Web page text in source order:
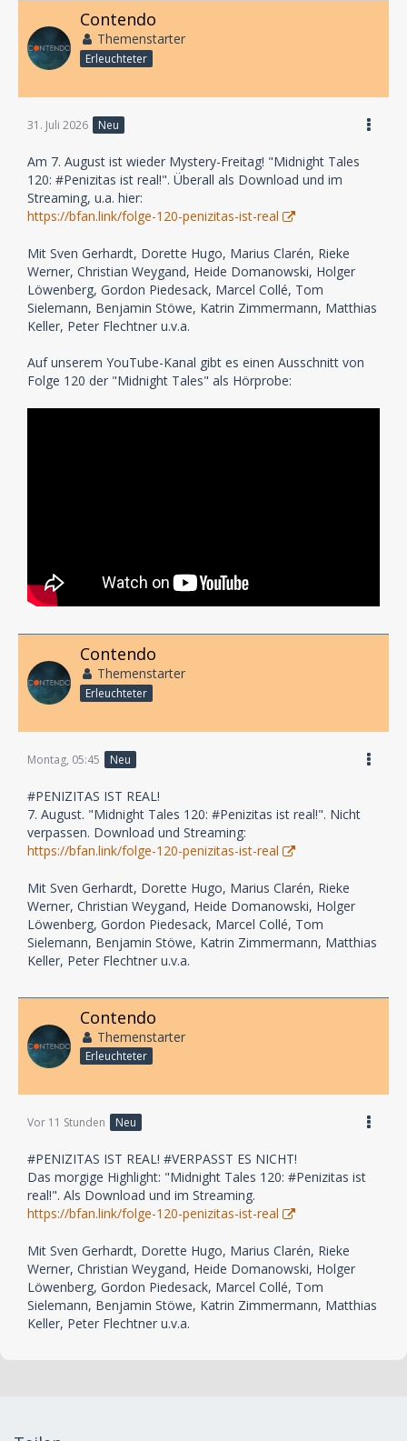
Contendo
Themenstarter
Erleuchteter
31. Juli 2026 Neu
Am 7. August ist wieder Mystery-Freitag! "Midnight Tales
120: #Penizitas ist real!". Überall als Download und im
Streaming, u.a. hier:
https://bfan.link/folge-120-penizitas-ist-real
Mit Sven Gerhardt, Dorette Hugo, Marius Clarén, Rieke
Werner, Christian Weygand, Heide Domanowski, Holger
Löwenberg, Gordon Piedesack, Marcel Collé, Tom
Sielemann, Benjamin Stöwe, Katrin Zimmermann, Matthias
Keller, Peter Flechtner u.v.a.
Auf unserem YouTube-Kanal gibt es einen Ausschnitt von
Folge 120 der "Midnight Tales" als Hörprobe:
Contendo
Themenstarter
Erleuchteter
Montag, 05:45 Neu
#PENIZITAS IST REAL!
7. August. "Midnight Tales 120: #Penizitas ist real!". Nicht
verpassen. Download und Streaming:
https://bfan.link/folge-120-penizitas-ist-real
Mit Sven Gerhardt, Dorette Hugo, Marius Clarén, Rieke
Werner, Christian Weygand, Heide Domanowski, Holger
Löwenberg, Gordon Piedesack, Marcel Collé, Tom
Sielemann, Benjamin Stöwe, Katrin Zimmermann, Matthias
Keller, Peter Flechtner u.v.a.
Contendo
Themenstarter
Erleuchteter
Vor 11 Stunden Neu
#PENIZITAS IST REAL! #VERPASST ES NICHT!
Das morgige Highlight: "Midnight Tales 120: #Penizitas ist
real!". Als Download und im Streaming.
https://bfan.link/folge-120-penizitas-ist-real
Mit Sven Gerhardt, Dorette Hugo, Marius Clarén, Rieke
Werner, Christian Weygand, Heide Domanowski, Holger
Löwenberg, Gordon Piedesack, Marcel Collé, Tom
Sielemann, Benjamin Stöwe, Katrin Zimmermann, Matthias
Keller, Peter Flechtner u.v.a.